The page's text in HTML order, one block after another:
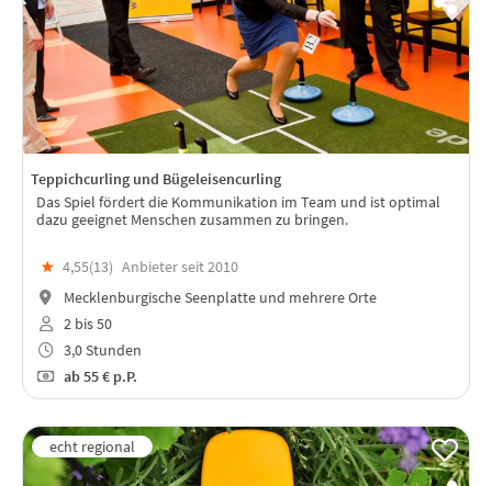
Teppichcurling und Bügeleisencurling
Das Spiel fördert die Kommunikation im Team und ist optimal
dazu geeignet Menschen zusammen zu bringen.
★ 4,55(13) Anbieter seit 2010
Mecklenburgische Seenplatte und mehrere Orte
2 bis 50
3,0 Stunden
ab55 € p.P.